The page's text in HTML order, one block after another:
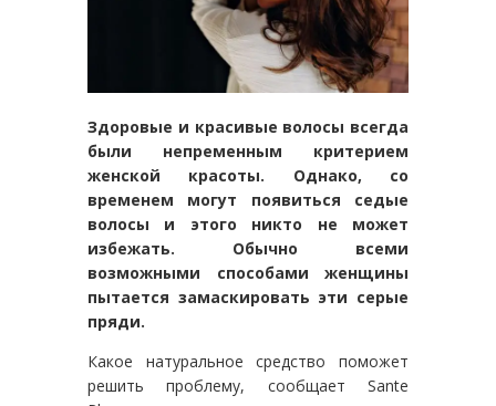
Здоровые и красивые волосы всегда
были непременным критерием
женской красоты. Однако, со
временем могут появиться седые
волосы и этого никто не может
избежать. Обычно всеми
возможными способами женщины
пытается замаскировать эти серые
пряди.
Какое натуральное средство поможет
решить проблему, сообщает Sante